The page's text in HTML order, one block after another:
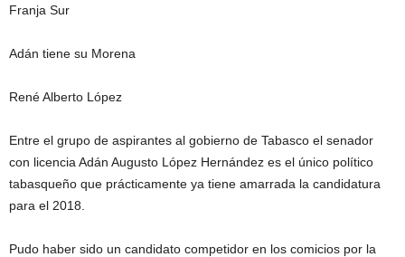
Franja Sur
Adán tiene su Morena
René Alberto López
Entre el grupo de aspirantes al gobierno de Tabasco el senador
con licencia Adán Augusto López Hernández es el único político
tabasqueño que prácticamente ya tiene amarrada la candidatura
para el 2018.
Pudo haber sido un candidato competidor en los comicios por la